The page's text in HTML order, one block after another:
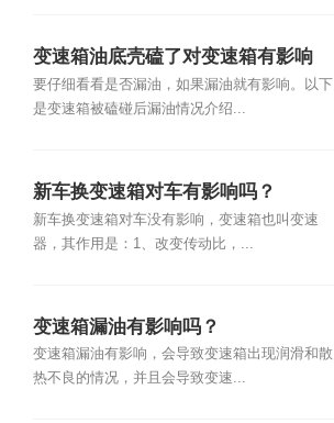
变速箱油底壳磕了对变速箱有影响
吗？
要仔细看看是否漏油，如果漏油就有影响。以下
是变速箱被磕碰后漏油情况介绍...
新车换变速箱对车有影响吗？
新车换变速箱对车没有影响，变速箱也叫变速
器，其作用是：1、改变传动比，...
变速箱漏油有影响吗？
变速箱漏油有影响，会导致变速箱出现润滑和散
热不良的情况，并且会导致变速...